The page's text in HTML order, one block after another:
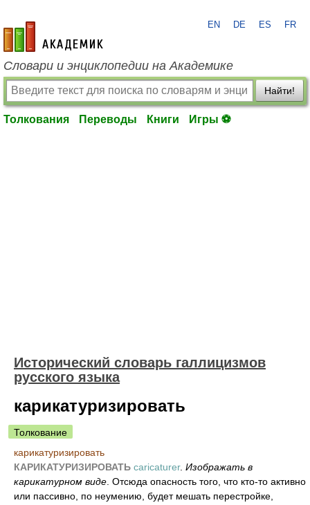
academic.ru
EN DE ES FR
Словари и энциклопедии на Академике
Найти!
Толкования Переводы Книги Игры ⚽
Исторический словарь галлицизмов
русского языка
карикатуризировать
Толкование
карикатуризировать
КАРИКАТУРИЗИРОВАТЬ caricaturer. Изображать в
карикатурном виде . Отсюда опасность того, что кто-то активно
или пассивно, по неумению, будет мешать перестройке,